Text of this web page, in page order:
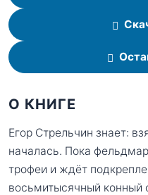
О КНИГЕ
Егор Стрельчин знает:
началась. Пока
трофеи и ждёт
восьмитысячный конный